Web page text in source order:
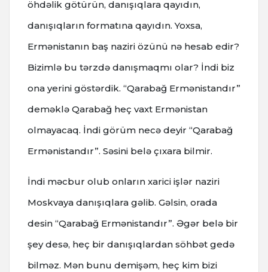
öhdəlik götürün, danışıqlara qayıdın,
danışıqların formatına qayıdın. Yoxsa,
Ermənistanın baş naziri özünü nə hesab edir?
Bizimlə bu tərzdə danışmaqmı olar? İndi biz
ona yerini göstərdik. “Qarabağ Ermənistandır”
deməklə Qarabağ heç vaxt Ermənistan
olmayacaq. İndi görüm necə deyir “Qarabağ
Ermənistandır”. Səsini belə çıxara bilmir.
İndi məcbur olub onların xarici işlər naziri
Moskvaya danışıqlara gəlib. Gəlsin, orada
desin “Qarabağ Ermənistandır”. Əgər belə bir
şey desə, heç bir danışıqlardan söhbət gedə
bilməz. Mən bunu demişəm, heç kim bizi